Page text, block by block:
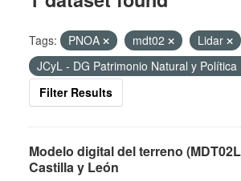
Tags: PNOA mdt02 Lidar
JCyL - DG Patrimonio Natural y Política
Filter Results
Modelo digital del terreno
Castilla y León